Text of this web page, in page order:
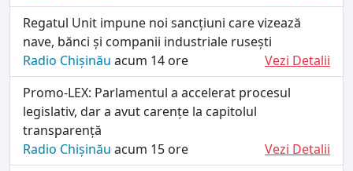
Regatul Unit impune noi sancțiuni care vizează
nave, bănci și companii industriale rusești
Radio Chișinău acum 14 ore
Vezi Detalii
Promo-LEX: Parlamentul a accelerat procesul
legislativ, dar a avut carențe la capitolul
transparență
Radio Chișinău acum 15 ore
Vezi Detalii